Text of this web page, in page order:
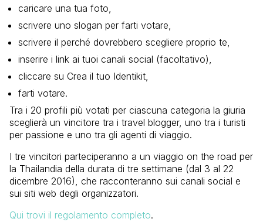
caricare una tua foto,
scrivere uno slogan per farti votare,
scrivere il perché dovrebbero scegliere proprio te,
inserire i link ai tuoi canali social (facoltativo),
cliccare su Crea il tuo Identikit,
farti votare.
Tra i 20 profili più votati per ciascuna categoria la giuria
sceglierà un vincitore tra i travel blogger, uno tra i turisti
per passione e uno tra gli agenti di viaggio.
I tre vincitori parteciperanno a un viaggio on the road per
la Thailandia della durata di tre settimane (dal 3 al 22
dicembre 2016), che racconteranno sui canali social e
sui siti web degli organizzatori.
Qui trovi il regolamento completo.